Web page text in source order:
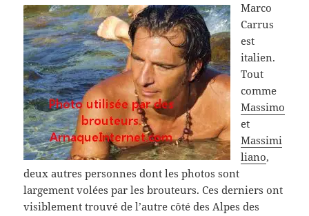
Marco
Carrus
est
italien.
Tout
comme
Massimo
et
Massimi
liano,
deux autres personnes dont les photos sont
largement volées par les brouteurs. Ces derniers ont
visiblement trouvé de l’autre côté des Alpes des